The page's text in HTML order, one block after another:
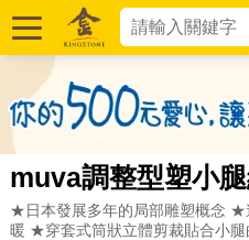
muva調整型塑小
★日本發展多年的局部雕塑概念 ★
暖 ★穿套式筒狀立體剪裁貼合小